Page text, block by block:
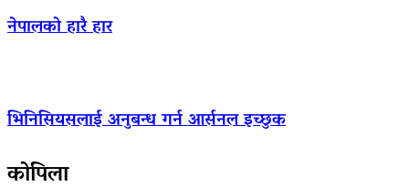
नेपालको हारै हार
भिनिसियसलाई अनुबन्ध गर्न आर्सनल इच्छुक
कोपिला